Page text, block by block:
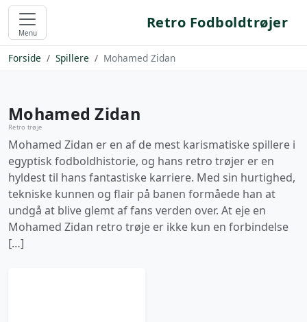
Menu
Retro Fodboldtrøjer
Forside Spillere Mohamed Zidan
Mohamed Zidan
Retro trøje
Mohamed Zidan er en af de mest karismatiske spillere i
egyptisk fodboldhistorie, og hans retro trøjer er en
hyldest til hans fantastiske karriere. Med sin hurtighed,
tekniske kunnen og flair på banen formåede han at
undgå at blive glemt af fans verden over. At eje en
Mohamed Zidan retro trøje er ikke kun en forbindelse
[…]